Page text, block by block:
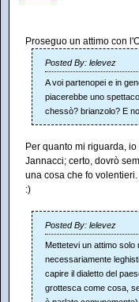
Proseguo un attimo con
Posted By: lelevez
A voi partenopei e in
piacerebbe uno
chessò? brianzolo? E
Per quanto mi riguarda,
Jannacci; certo, dovrò
una cosa che fo volentieri.
:)
Posted By: lelevez
Mettetevi un attimo solo
necessariamente
capire il dialetto del
grottesca come cosa,